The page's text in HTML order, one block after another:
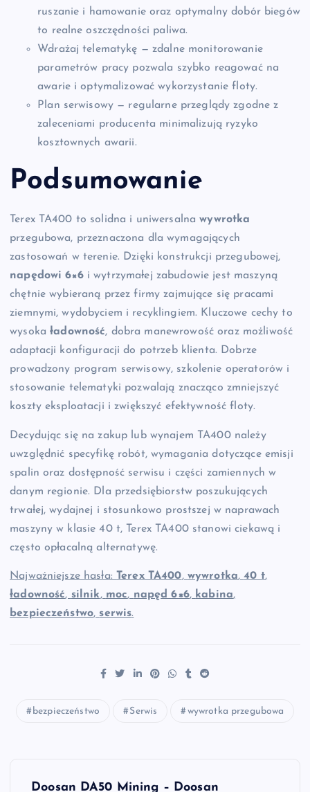
ruszanie i hamowanie oraz optymalny dobór biegów
to realne oszczędności paliwa.
Wdrażaj telematykę — zdalne monitorowanie
parametrów pracy pozwala szybko reagować na
awarie i optymalizować wykorzystanie floty.
Plan serwisowy — regularne przeglądy zgodne z
zaleceniami producenta minimalizują ryzyko
kosztownych awarii.
Podsumowanie
Terex TA400 to solidna i uniwersalnawywrotka
przegubowa, przeznaczona dla wymagających
zastosowań w terenie. Dzięki konstrukcji przegubowej,
napędowi 6×6i wytrzymałej zabudowie jest maszyną
chętnie wybieraną przez firmy zajmujące się pracami
ziemnymi, wydobyciem i recyklingiem. Kluczowe cechy to
wysokaładowność, dobra manewrowość oraz możliwość
adaptacji konfiguracji do potrzeb klienta. Dobrze
prowadzony program serwisowy, szkolenie operatorów i
stosowanie telematyki pozwalają znacząco zmniejszyć
koszty eksploatacji i zwiększyć efektywność floty.
Decydując się na zakup lub wynajem TA400 należy
uwzględnić specyfikę robót, wymagania dotyczące emisji
spalin oraz dostępność serwisu i części zamiennych w
danym regionie. Dla przedsiębiorstw poszukujących
trwałej, wydajnej i stosunkowo prostszej w naprawach
maszyny w klasie 40 t, Terex TA400 stanowi ciekawą i
często opłacalną alternatywę.
Najważniejsze hasła:Terex TA400, wywrotka,40 t,
ładowność, silnik, moc, napęd 6×6, kabina,
bezpieczeństwo, serwis.
bezpieczeństwo Serwis wywrotka przegubowa
NDoosan DA50 Mining – Doosan